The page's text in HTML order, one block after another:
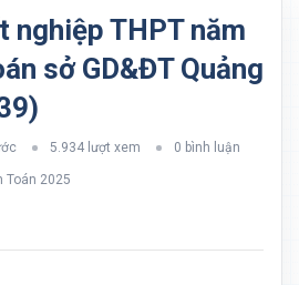
THPT năm
sở GD&ĐT Quảng
5.934 lượt xem 0 bình luận
Toán 2025